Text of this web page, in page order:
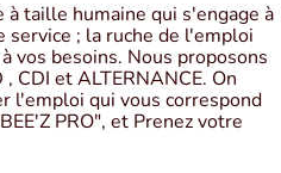
à taille humaine qui s'engage à
; la ruche de l'emploi
vos besoins. Nous proposons
CDI et ALTERNANCE. On
l'emploi qui vous correspond
PRO", et Prenez votre